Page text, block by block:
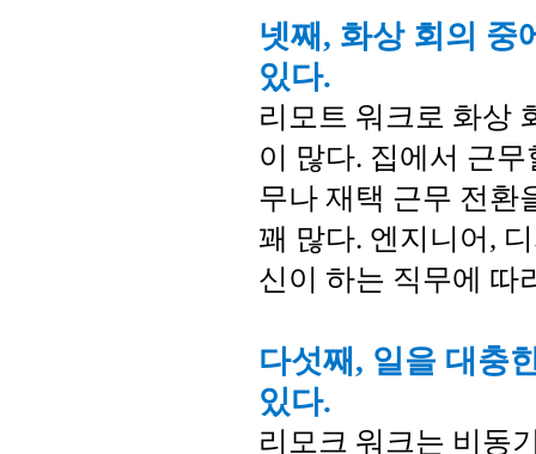
넷째, 화상 회의 중
있다.
리모트 워크로 화상
이 많다. 집에서 근
무나 재택 근무 전환
꽤 많다. 엔지니어,
신이 하는 직무에 따
다섯째, 일을 대충
있다.
리모크 워크는 비동